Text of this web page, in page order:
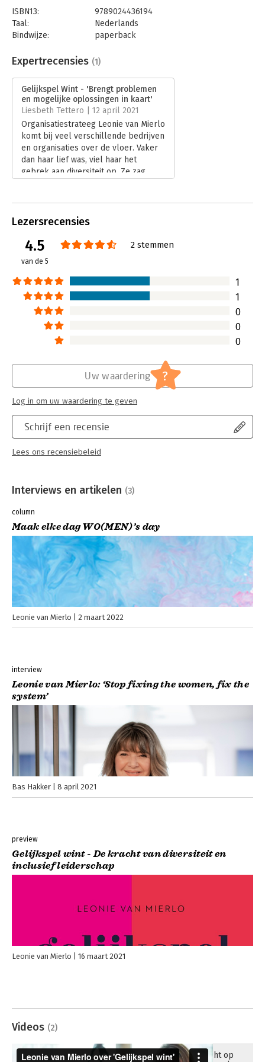
ISBN13:
9789024436194
Taal:
Nederlands
Bindwijze:
paperback
Uitgever:
Boom
Verschijningsdatum:
Hoofdrubriek: Leiderschap
Expertrecensies (1)
Gelijkspel Wint - 'Brengt problemen
en mogelijke oplossingen in kaart'
Liesbeth Tettero | 12 april 2021
Organisatiestrateeg Leonie van Mierlo
komt bij veel verschillende bedrijven
en organisaties over de vloer. Vaker
dan haar lief was, viel haar het
gebrek aan diversiteit op. Ze zag
culturen.
Lezersrecensies
4.5
van de 5
2 stemmen
1
1
0
0
0
Schrijf een recensie
Lees ons recensiebeleid
Uw waardering ?
Log in om uw waardering te geven
Interviews en artikelen (3)
column
Maak elke dag WO(MEN)’s day
Leonie van Mierlo 2 maart 2022
interview
Leonie van Mierlo: ‘Stop fixing the women, fix the
system’
Bas Hakker 8 april 2021
preview
Gelijkspel wint - De kracht van diversiteit en
inclusief leiderschap
Leonie van Mierlo 16 maart 2021
Videos (2)
Toelicht op